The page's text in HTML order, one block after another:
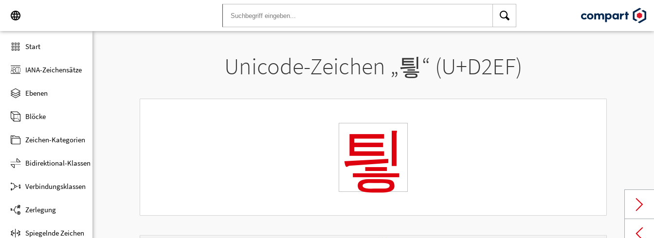
Start
IANA-Zeichensätze
Ebenen
Blöcke
Zeichen-Kategorien
Bidirektional-Klassen
Verbindungsklassen
Zerlegung
Spiegelnde Zeichen
Unicode-Zeichen „틯“ (U+D2EF)
틯